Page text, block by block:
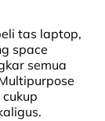
tas laptop,
space
semua